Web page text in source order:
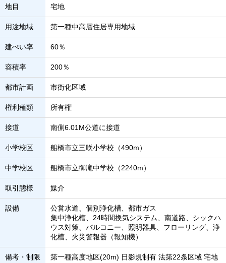
地目 宅地
用途地域 第一種中高層住居専用地域
建ぺい率 60％
容積率 200％
都市計画 市街化区域
権利種類 所有権
接道 南側6.01M公道に接道
小学校区 船橋市立三咲小学校（490m）
中学校区 船橋市立御滝中学校（2240m）
取引態様 媒介
設備
公営水道、個別浄化槽、都市ガス
集中浄化槽、24時間換気システム、南道路、シックハ
ウス対策、バルコニー、照明器具、フローリング、浄
化槽、火災警報器（報知機）
備考・制限
第一種高度地区(20m) 日影規制有 法第22条区域 宅地